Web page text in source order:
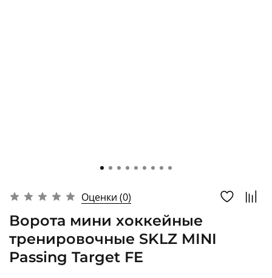
Оценки (0)
Ворота мини хоккейные
тренировочные SKLZ MINI
Passing Target FE